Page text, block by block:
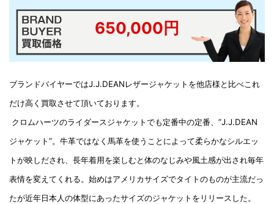
650,000円
ブランドバイヤーではJ.J.DEANレザージャケット を他店様と比べこれ
だけ高く買取させて頂いております。
クロムハーツのライダースジャケットでも定番中の定番、”J.J.DEAN
ジャケット”。牛革ではなく馬革を使うことによって柔らかなシルエッ
トが映しだされ、長年着用を楽しむと体のなじみや風土感が出され毎年
表情を変えてくれる。始めはアメリカサイズでタイトのものが主流だっ
たが近年日本人の体型にあったサイズのジャケットをリリースした。